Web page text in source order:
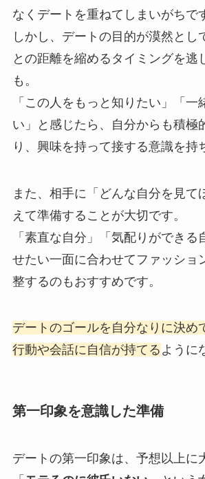
なくデートを重ねてしまいがちで
しかし、デートの目的が漠然とし
との距離を縮めるタイミングを逃
も。
「この人をもっと知りたい」「一
い」と感じたら、自分からも積極
り、興味を持って接する意識を持
また、相手に「どんな自分を見て
えて準備することが大切です。
「素直な自分」「気配りができる
せたい一面に合わせてファッショ
整するのもおすすめです。
デートのゴールを自分なりに決め
行動や会話に自信が持てる ように
第一印象を意識した準備
デートの第一印象は、予想以上に